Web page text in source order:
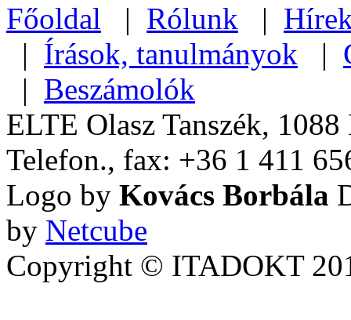
Főoldal | Rólunk |
| Írások, tanulmányok |
| Beszámolók
ELTE Olasz Tanszék,
Telefon., fax: +36 1 411
Logo by Kovács Borbála
by Netcube
Copyright © ITADOKT